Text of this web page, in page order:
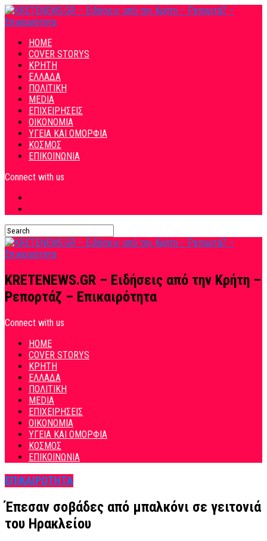
HOME
COVER STORYS
ΚΡΗΤΗ
ΕΛΛΑΔΑ
ΠΟΛΙΤΙΚΗ
MEDIA
ΕΠΙΧΕΙΡΗΣΕΙΣ
ΟΙΚΟΝΟΜΙΑ
ΥΓΕΙΑ ΚΑΙ ΟΜΟΡΦΙΑ
ΚΟΣΜΟΣ
ΕΠΙΚΟΙΝΩΝΙΑ
Connect with us
KRETENEWS.GR – Ειδήσεις από την Κρήτη –
Ρεπορτάζ – Επικαιρότητα
Connect with us
HOME
COVER STORYS
ΚΡΗΤΗ
ΕΛΛΑΔΑ
ΠΟΛΙΤΙΚΗ
MEDIA
ΕΠΙΧΕΙΡΗΣΕΙΣ
ΟΙΚΟΝΟΜΙΑ
ΥΓΕΙΑ ΚΑΙ ΟΜΟΡΦΙΑ
ΚΟΣΜΟΣ
ΕΠΙΚΟΙΝΩΝΙΑ
ΕΠΙΚΑΙΡΟΤΗΤΑ
Έπεσαν σοβάδες από μπαλκόνι σε γειτονιά
του Ηρακλείου